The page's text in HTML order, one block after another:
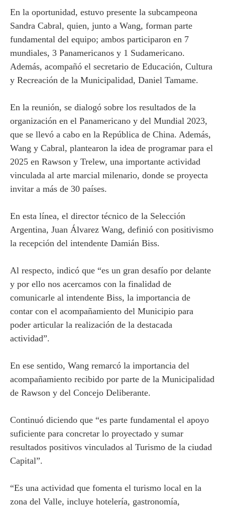
En la oportunidad, estuvo presente la subcampeona
Sandra Cabral, quien, junto a Wang, forman parte
fundamental del equipo; ambos participaron en 7
mundiales, 3 Panamericanos y 1 Sudamericano.
Además, acompañó el secretario de Educación, Cultura
y Recreación de la Municipalidad, Daniel Tamame.
En la reunión, se dialogó sobre los resultados de la
organización en el Panamericano y del Mundial 2023,
que se llevó a cabo en la República de China. Además,
Wang y Cabral, plantearon la idea de programar para el
2025 en Rawson y Trelew, una importante actividad
vinculada al arte marcial milenario, donde se proyecta
invitar a más de 30 países.
En esta línea, el director técnico de la Selección
Argentina, Juan Álvarez Wang, definió con positivismo
la recepción del intendente Damián Biss.
Al respecto, indicó que “es un gran desafío por delante
y por ello nos acercamos con la finalidad de
comunicarle al intendente Biss, la importancia de
contar con el acompañamiento del Municipio para
poder articular la realización de la destacada
actividad”.
En ese sentido, Wang remarcó la importancia del
acompañamiento recibido por parte de la Municipalidad
de Rawson y del Concejo Deliberante.
Continuó diciendo que “es parte fundamental el apoyo
suficiente para concretar lo proyectado y sumar
resultados positivos vinculados al Turismo de la ciudad
Capital”.
“Es una actividad que fomenta el turismo local en la
zona del Valle, incluye hotelería, gastronomía,